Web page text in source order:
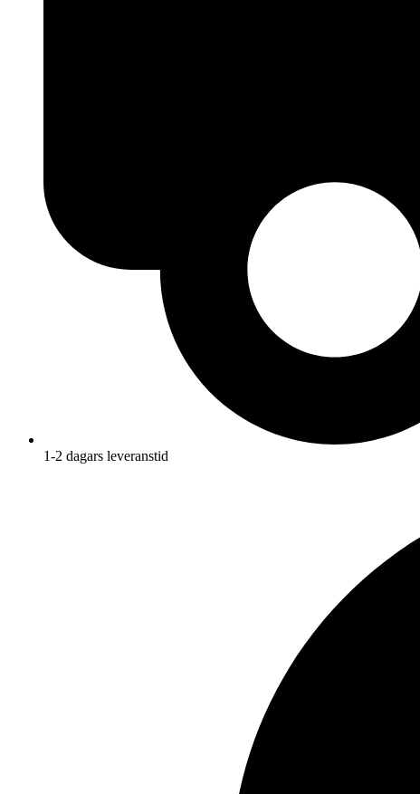
1-2 dagars leveranstid